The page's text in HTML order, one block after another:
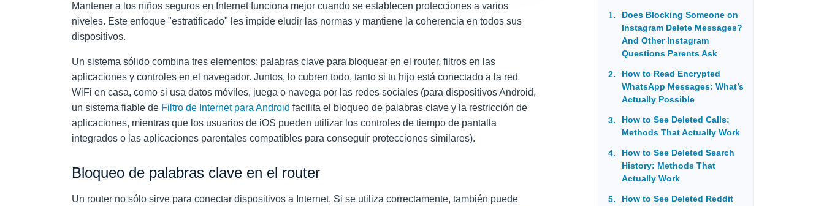
Mantener a los niños seguros en Internet funciona mejor cuando se establecen protecciones a varios
niveles. Este enfoque "estratificado" les impide eludir las normas y mantiene la coherencia en todos sus
dispositivos.
Un sistema sólido combina tres elementos: palabras clave para bloquear en el router, filtros en las
aplicaciones y controles en el navegador. Juntos, lo cubren todo, tanto si tu hijo está conectado a la red
WiFi en casa, como si usa datos móviles, juega o navega por las redes sociales (para dispositivos Android,
un sistema fiable de Filtro de Internet para Android facilita el bloqueo de palabras clave y la restricción de
aplicaciones, mientras que los usuarios de iOS pueden utilizar los controles de tiempo de pantalla
integrados o las aplicaciones parentales compatibles para conseguir protecciones similares).
Bloqueo de palabras clave en el router
Un router no sólo sirve para conectar dispositivos a Internet. Si se utiliza correctamente, también puede
Does Blocking Someone on
Instagram Delete Messages?
And Other Instagram
Questions Parents Ask
How to Read Encrypted
WhatsApp Messages: What’s
Actually Possible
How to See Deleted Calls:
Methods That Actually Work
How to See Deleted Search
History: Methods That
Actually Work
How to See Deleted Reddit